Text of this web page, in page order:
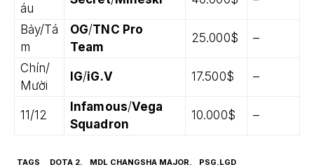
áu
Bảy/Tá
m
OG/TNC Pro
Team
25.000$ –
Chín/
Mười
IG/iG.V 17.500$ –
11/12
Infamous/Vega
Squadron
10.000$ –
TAGS DOTA 2. MDL CHANGSHA MAJOR. PSG.LGD